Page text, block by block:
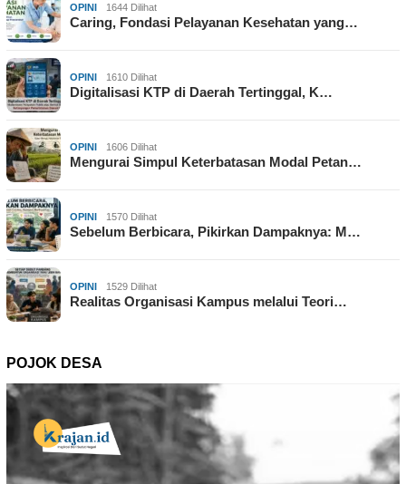
OPINI 1644 Dilihat
Caring, Fondasi Pelayanan Kesehatan yang…
OPINI 1610 Dilihat
Digitalisasi KTP di Daerah Tertinggal, K…
OPINI 1606 Dilihat
Mengurai Simpul Keterbatasan Modal Petan…
OPINI 1570 Dilihat
Sebelum Berbicara, Pikirkan Dampaknya: M…
OPINI 1529 Dilihat
Realitas Organisasi Kampus melalui Teori…
POJOK DESA